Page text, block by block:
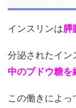
インスリンは膵
分泌されたイン
中のブドウ糖を
この働きによっ